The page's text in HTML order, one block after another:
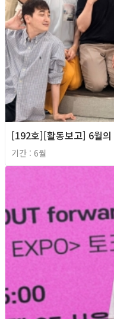
[192호][활동보고] 6월의
기간 : 6월